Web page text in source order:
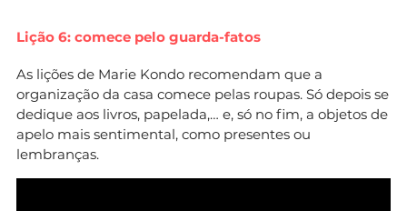
Lição 6: comece pelo guarda-fatos
As lições de Marie Kondo recomendam que a
organização da casa comece pelas roupas. Só depois se
dedique aos livros, papelada,… e, só no fim, a objetos de
apelo mais sentimental, como presentes ou
lembranças.